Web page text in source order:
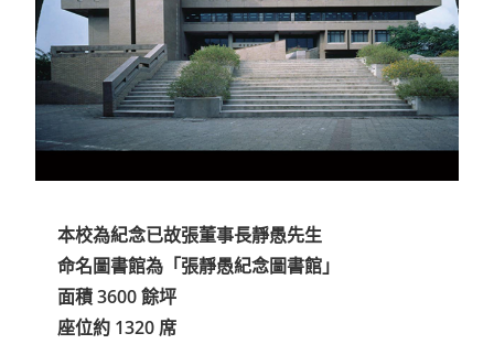
本校為紀念已故張董事長靜愚先生
命名圖書館為「張靜愚紀念圖書館」
面積 3600 餘坪
座位約 1320 席